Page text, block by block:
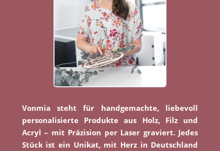
Vonmia steht für handgemachte, liebevoll
personalisierte Produkte aus Holz, Filz und
Acryl – mit Präzision per Laser graviert. Jedes
Stück ist ein Unikat, mit Herz in Deutschland